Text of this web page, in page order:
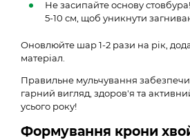
Не засипайте основу
5-10 см, щоб уникнути
Оновлюйте шар 1-2 рази на рік,
матеріал.
Правильне мульчування
гарний вигляд, здоров'я та
усього року!
Формування крони